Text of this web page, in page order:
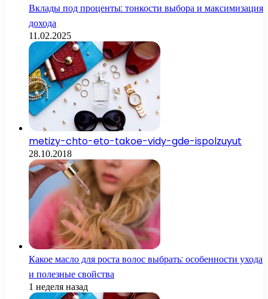
Вклады под проценты: тонкости выбора и максимизация
дохода
11.02.2025
metizy-chto-eto-takoe-vidy-gde-ispolzuyut
28.10.2018
Какое масло для роста волос выбрать: особенности ухода
и полезные свойства
1 неделя назад